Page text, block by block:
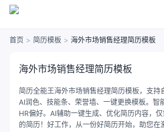
首页 > 简历模板 > 海外市场销售经理简历模板
海外市场销售经理简历模板
简历全能王海外市场销售经理简历模板，支持
AI润色、技能条、荣誉墙、一键更换模板。智
HR偏好。AI辅助一键生成、优化简历内容，
的简历！好工作，从一份好简历开始，助您在